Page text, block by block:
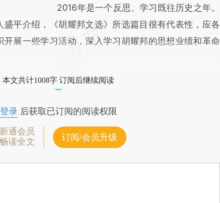
2016年是一个反思、学习既往历史之年。
平介绍，《胡耀邦文选》所选篇目很有代表性，应各
展一些学习活动，深入学习胡耀邦的思想业绩和革命
本文共计1008字 订阅后继续阅读
登录后获取已订阅的阅读权限
通会员
读全文
订阅/会员升级